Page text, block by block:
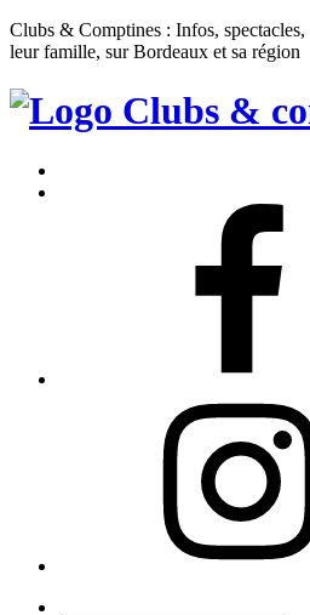
Clubs & Comptines : Infos,
leur famille, sur Bordeaux et sa région
Clubs
Comptines